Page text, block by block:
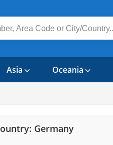
Asia Oceania
Germany